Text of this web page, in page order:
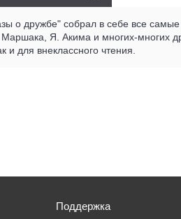
о дружбе" собрал в себе все
Я. Акима и многих-многих
и для внеклассного чтения.
Поддержка